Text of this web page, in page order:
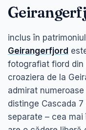
inclus în
Geirangerfjord
fotografiat fiord din
croaziera de la
admirat
distinge Cascada
separate – cea